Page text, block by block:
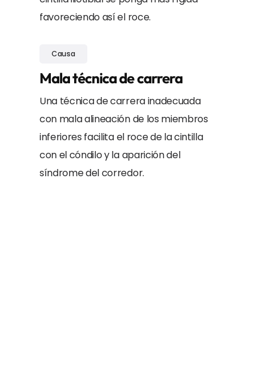
favoreciendo así el roce.
Causa
Mala técnica de carrera
Una técnica de carrera inadecuada
con mala alineación de los miembros
inferiores facilita el roce de la cintilla
con el cóndilo y la aparición del
síndrome del corredor.